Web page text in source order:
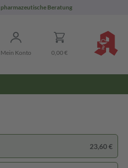
pharmazeutische Beratung
Mein Konto 0,00 €
23,60 €